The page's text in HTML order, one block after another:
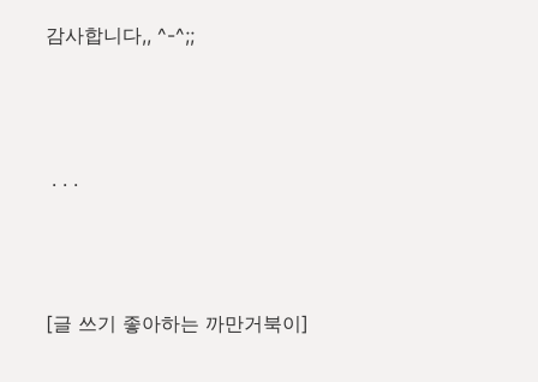
감사합니다,, ^-^;;
. . .
[글 쓰기 좋아하는 까만거북이]